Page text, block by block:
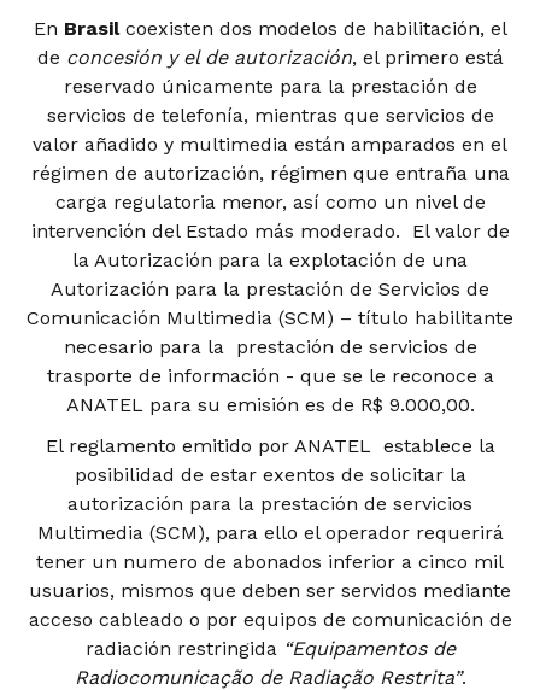
En Brasilcoexisten dos modelos de habilitación, el
de concesión y el de autorización, el primero está
reservado únicamente para la prestación de
servicios de telefonía, mientras que servicios de
valor añadido y multimedia están amparados en el
régimen de autorización, régimen que entraña una
carga regulatoria menor, así como un nivel de
intervención del Estado más moderado. El valor de
la Autorización para la explotación de una
Autorización para la prestación de Servicios de
Comunicación Multimedia (SCM) – título habilitante
necesario para la prestación de servicios de
trasporte de información - que se le reconoce a
ANATEL para su emisión es de R$ 9.000,00.
El reglamento emitido por ANATEL establece la
posibilidad de estar exentos de solicitar la
autorización para la prestación de servicios
Multimedia (SCM), para ello el operador requerirá
tener un numero de abonados inferior a cinco mil
usuarios, mismos que deben ser servidos mediante
acceso cableado o por equipos de comunicación de
radiación restringida “Equipamentos de
Radiocomunicação de Radiação Restrita”.